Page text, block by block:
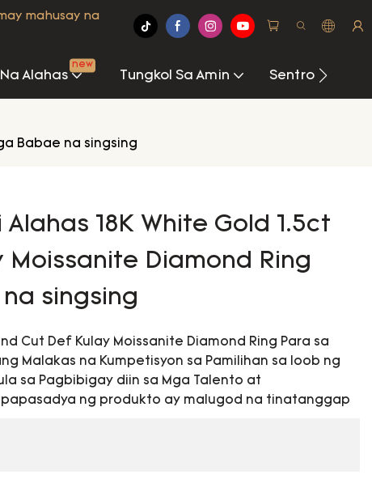
mahusay na
Alahas
new
Tungkol Sa Amin Sentro Ng
Babae na singsing
18K White Gold 1.5ct
Diamond Ring
singsing
Cut Def Kulay Moissanite Diamond Ring Para sa
Malakas na Kumpetisyon sa Pamilihan sa loob ng
sa Pagbibigay diin sa Mga Talento at
ng produkto ay malugod na tinatanggap